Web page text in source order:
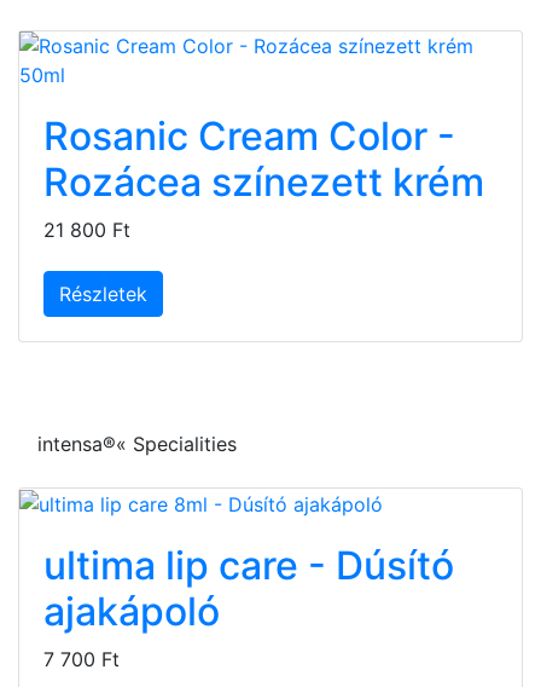
Rosanic Cream Color -
Rozácea színezett krém
21 800 Ft
Részletek
intensa®« Specialities
ultima lip care - Dúsító
ajakápoló
7 700 Ft